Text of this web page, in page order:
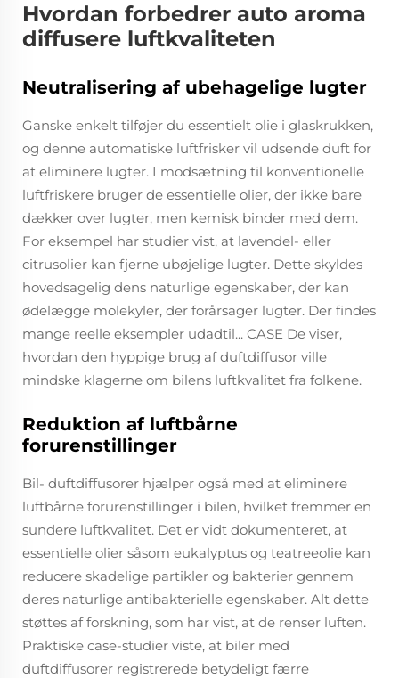
Hvordan forbedrer auto aroma
diffusere luftkvaliteten
Neutralisering af ubehagelige lugter
Ganske enkelt tilføjer du essentielt olie i glaskrukken,
og denne automatiske luftfrisker vil udsende duft for
at eliminere lugter. I modsætning til konventionelle
luftfriskere bruger de essentielle olier, der ikke bare
dækker over lugter, men kemisk binder med dem.
For eksempel har studier vist, at lavendel- eller
citrusolier kan fjerne ubøjelige lugter. Dette skyldes
hovedsagelig dens naturlige egenskaber, der kan
ødelægge molekyler, der forårsager lugter. Der findes
mange reelle eksempler udadtil... CASE De viser,
hvordan den hyppige brug af duftdiffusor ville
mindske klagerne om bilens luftkvalitet fra folkene.
Reduktion af luftbårne
forurenstillinger
Bil- duftdiffusorer hjælper også med at eliminere
luftbårne forurenstillinger i bilen, hvilket fremmer en
sundere luftkvalitet. Det er vidt dokumenteret, at
essentielle olier såsom eukalyptus og teatreeolie kan
reducere skadelige partikler og bakterier gennem
deres naturlige antibakterielle egenskaber. Alt dette
støttes af forskning, som har vist, at de renser luften.
Praktiske case-studier viste, at biler med
duftdiffusorer registrerede betydeligt færre